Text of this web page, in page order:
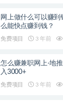
网上做什么可以赚
么能快点赚到钱？
免费项目 3 年前
怎么赚兼职网上-地
入3000+
免费项目 3 年前